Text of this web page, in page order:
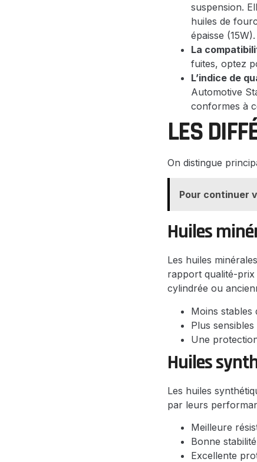
suspension.
huiles de
épaisse (15W).
La
fuites, optez
L’indice de
Automotive
conformes à
LES
On distingue
Pour continuer
Huiles
Les huiles
rapport qualité-
cylindrée ou
Moins stables
Plus
Une
Huiles
Les huiles
par leurs
Meilleure
Bonne
Excellente